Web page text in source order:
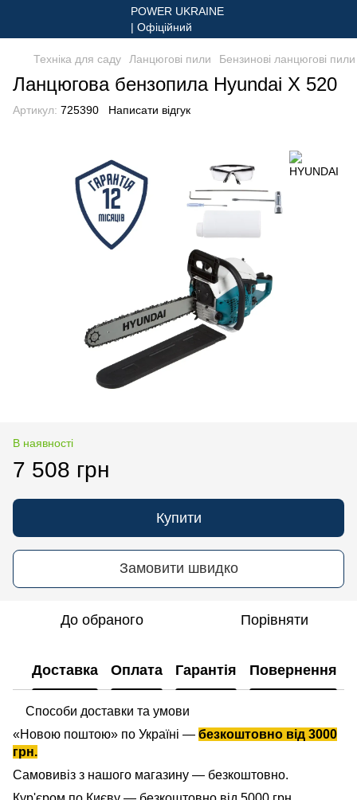
Техніка для саду Ланцюгові пили Бензинові ланцюгові пили
Ланцюгова бензопила Hyundai X 520
Артикул: 725390 Написати відгук
В наявності
7 508 грн
Купити
Замовити швидко
До обраного Порівняти
Доставка Оплата Гарантія Повернення
Способи доставки та умови
«Новою поштою» по Україні — безкоштовно від 3000
грн.
Самовивіз з нашого магазину — безкоштовно.